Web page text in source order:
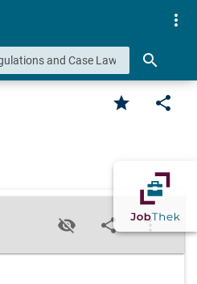
search
more_vert
star share
visibility_off share more_vert